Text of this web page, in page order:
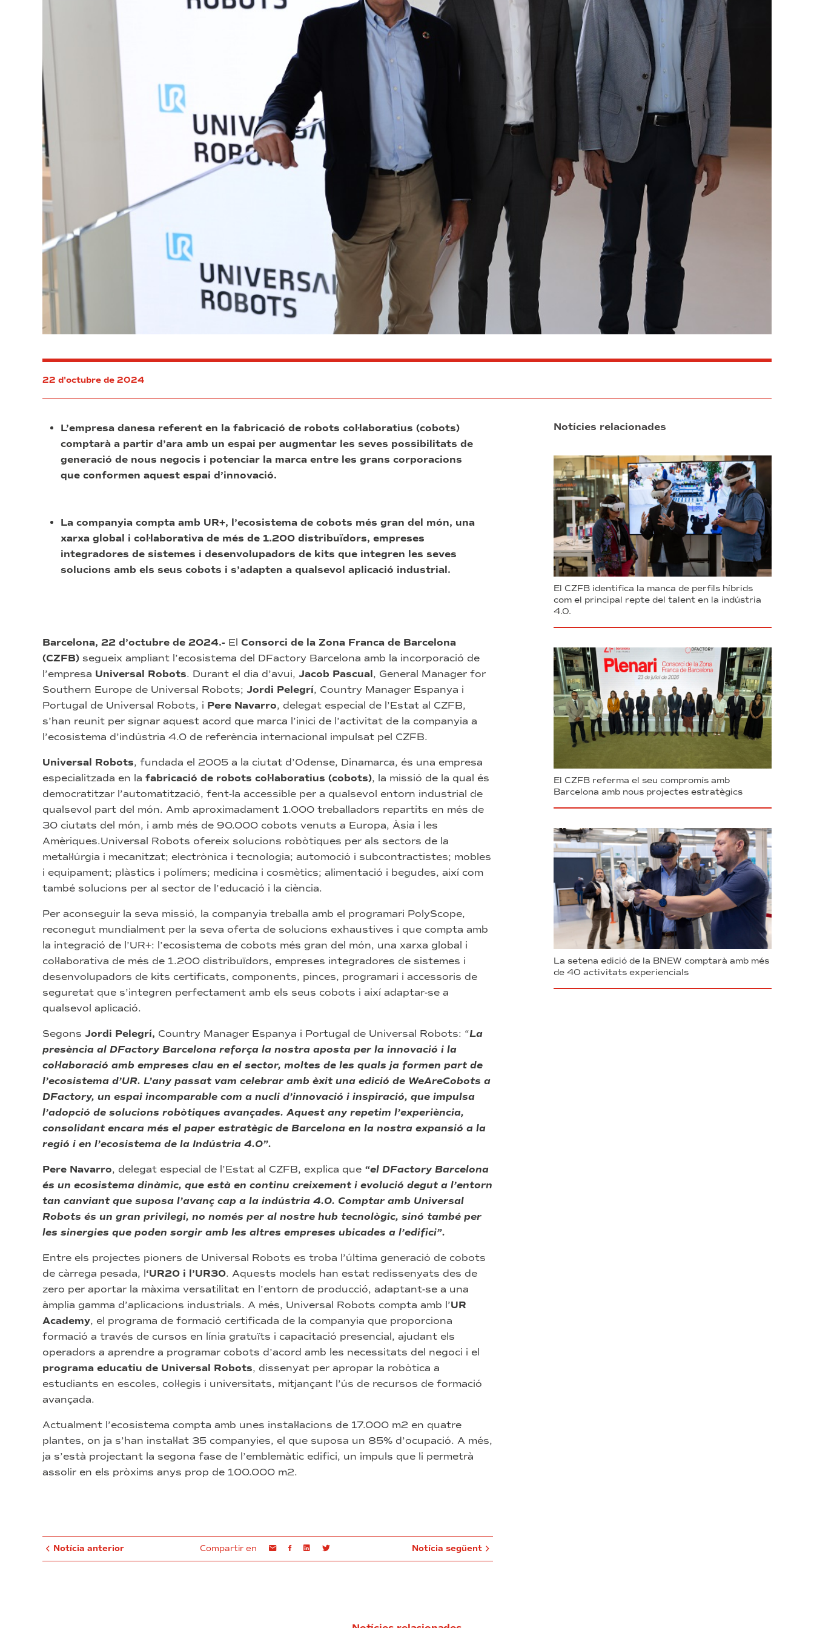
22 d'octubre de 2024
L’empresa danesa referent en la fabricació de robots col·laboratius (cobots)
comptarà a partir d’ara amb un espai per augmentar les seves possibilitats de
generació de nous negocis i potenciar la marca entre les grans corporacions
que conformen aquest espai d’innovació.
La companyia compta amb UR+, l’ecosistema de cobots més gran del món, una
xarxa global i col·laborativa de més de 1.200 distribuïdors, empreses
integradores de sistemes i desenvolupadors de kits que integren les seves
solucions amb els seus cobots i s’adapten a qualsevol aplicació industrial.
Barcelona, 22 d’octubre de 2024.- El Consorci de la Zona Franca de Barcelona
(CZFB) segueix ampliant l’ecosistema del DFactory Barcelona amb la incorporació de
l’empresa Universal Robots. Durant el dia d’avui, Jacob Pascual, General Manager for
Southern Europe de Universal Robots; Jordi Pelegrí, Country Manager Espanya i
Portugal de Universal Robots, i Pere Navarro, delegat especial de l’Estat al CZFB,
s’han reunit per signar aquest acord que marca l’inici de l’activitat de la companyia a
l’ecosistema d’indústria 4.0 de referència internacional impulsat pel CZFB.
Universal Robots, fundada el 2005 a la ciutat d’Odense, Dinamarca, és una empresa
especialitzada en la fabricació de robots col·laboratius (cobots), la missió de la qual és
democratitzar l’automatització, fent-la accessible per a qualsevol entorn industrial de
qualsevol part del món. Amb aproximadament 1.000 treballadors repartits en més de
30 ciutats del món, i amb més de 90.000 cobots venuts a Europa, Àsia i les
Amèriques.Universal Robots ofereix solucions robòtiques per als sectors de la
metal·lúrgia i mecanitzat; electrònica i tecnologia; automoció i subcontractistes; mobles
i equipament; plàstics i polímers; medicina i cosmètics; alimentació i begudes, així com
també solucions per al sector de l’educació i la ciència.
Per aconseguir la seva missió, la companyia treballa amb el programari PolyScope,
reconegut mundialment per la seva oferta de solucions exhaustives i que compta amb
la integració de l’UR+: l’ecosistema de cobots més gran del món, una xarxa global i
col·laborativa de més de 1.200 distribuïdors, empreses integradores de sistemes i
desenvolupadors de kits certificats, components, pinces, programari i accessoris de
seguretat que s’integren perfectament amb els seus cobots i així adaptar-se a
qualsevol aplicació.
Segons Jordi Pelegrí, Country Manager Espanya i Portugal de Universal Robots: “La
presència al DFactory Barcelona reforça la nostra aposta per la innovació i la
col·laboració amb empreses clau en el sector, moltes de les quals ja formen part de
l’ecosistema d’UR. L’any passat vam celebrar amb èxit una edició de WeAreCobots a
DFactory, un espai incomparable com a nucli d’innovació i inspiració, que impulsa
l’adopció de solucions robòtiques avançades. Aquest any repetim l’experiència,
consolidant encara més el paper estratègic de Barcelona en la nostra expansió a la
regió i en l’ecosistema de la Indústria 4.0”.
Pere Navarro, delegat especial de l’Estat al CZFB, explica que “el DFactory Barcelona
és un ecosistema dinàmic, que està en continu creixement i evolució degut a l’entorn
tan canviant que suposa l’avanç cap a la indústria 4.0. Comptar amb Universal
Robots és un gran privilegi, no només per al nostre hub tecnològic, sinó també per
les sinergies que poden sorgir amb les altres empreses ubicades a l’edifici”.
Entre els projectes pioners de Universal Robots es troba l’última generació de cobots
de càrrega pesada, l ‘UR20 i l’UR30. Aquests models han estat redissenyats des de
zero per aportar la màxima versatilitat en l’entorn de producció, adaptant-se a una
àmplia gamma d’aplicacions industrials. A més, Universal Robots compta amb l’UR
Academy, el programa de formació certificada de la companyia que proporciona
formació a través de cursos en línia gratuïts i capacitació presencial, ajudant els
operadors a aprendre a programar cobots d’acord amb les necessitats del negoci i el
programa educatiu de Universal Robots, dissenyat per apropar la robòtica a
estudiants en escoles, col·legis i universitats, mitjançant l’ús de recursos de formació
avançada.
Actualment l’ecosistema compta amb unes instal·lacions de 17.000 m2 en quatre
plantes, on ja s’han instal·lat 35 companyies, el que suposa un 85% d’ocupació. A més,
ja s’està projectant la segona fase de l’emblemàtic edifici, un impuls que li permetrà
assolir en els pròxims anys prop de 100.000 m2.
Notícia anterior Compartir en EmailFacebookLinkedin Notícia següent
Notícies relacionades
El CZFB identifica la manca de perfils híbrids
com el principal repte del talent en la indústria
4.0.
El CZFB referma el seu compromís amb
Barcelona amb nous projectes estratègics
La setena edició de la BNEW comptarà amb més
de 40 activitats experiencials